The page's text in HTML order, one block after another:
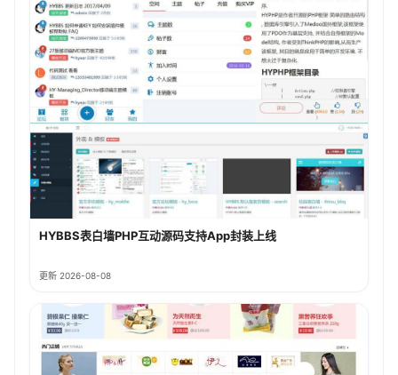
HYBBS表白墙PHP互动源码支持App封装上线
更新 2026-08-08